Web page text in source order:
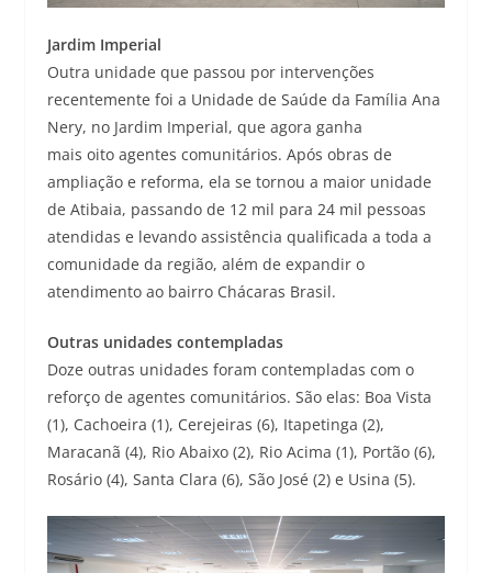
Jardim Imperial
Outra unidade que passou por intervenções
recentemente foi a Unidade de Saúde da Família Ana
Nery, no Jardim Imperial, que agora ganha
mais oito agentes comunitários. Após obras de
ampliação e reforma, ela se tornou a maior unidade
de Atibaia, passando de 12 mil para 24 mil pessoas
atendidas e levando assistência qualificada a toda a
comunidade da região, além de expandir o
atendimento ao bairro Chácaras Brasil.
Outras unidades contempladas
Doze outras unidades foram contempladas com o
reforço de agentes comunitários. São elas: Boa Vista
(1), Cachoeira (1), Cerejeiras (6), Itapetinga (2),
Maracanã (4), Rio Abaixo (2), Rio Acima (1), Portão (6),
Rosário (4), Santa Clara (6), São José (2) e Usina (5).